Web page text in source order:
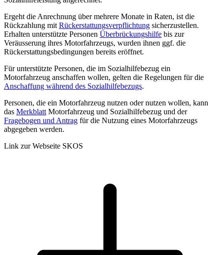
Ergeht die Anrechnung über mehrere Monate in Raten, ist die
Rückzahlung mit Rückerstattungsverpflichtung sicherzustellen.
Erhalten unterstützte Personen Überbrückungshilfe bis zur
Veräusserung ihres Motorfahrzeugs, wurden ihnen ggf. die
Rückerstattungsbedingungen bereits eröffnet.
Für unterstützte Personen, die im Sozialhilfebezug ein
Motorfahrzeug anschaffen wollen, gelten die Regelungen für die
Anschaffung während des Sozialhilfebezugs.
Personen, die ein Motorfahrzeug nutzen oder nutzen wollen, kann
das Merkblatt Motorfahrzeug und Sozialhilfebezug und der
Fragebogen und Antrag für die Nutzung eines Motorfahrzeugs
abgegeben werden.
Link zur Webseite SKOS